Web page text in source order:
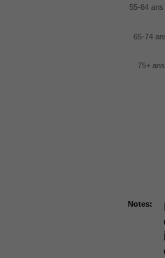
75+
65-74
55-64
Notes: